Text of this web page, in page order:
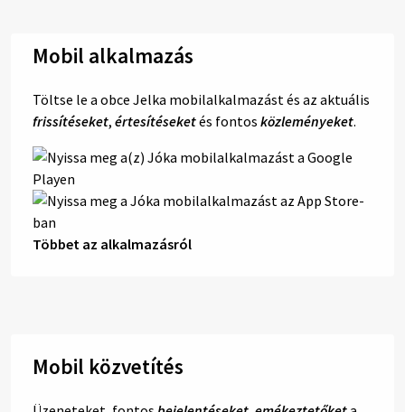
Mobil alkalmazás
Töltse le a obce Jelka mobilalkalmazást és az aktuális
frissítéseket, értesítéseketés fontos közleményeket.
Többet az alkalmazásról
Mobil közvetítés